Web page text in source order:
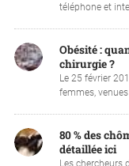
téléphone et
Obésité :
chirurgie ?
Le 25 février
femmes,
80 % des
détaillée ici
Les chercheurs